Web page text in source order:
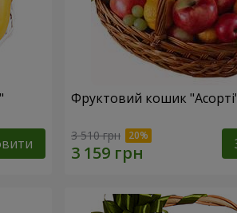
Фруктовий кошик
3 510 грн